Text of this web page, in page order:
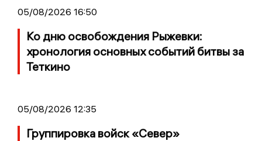
05/08/2026 16:50
Ко дню освобождения Рыжевки:
хронология основных событий битвы за
Теткино
05/08/2026 12:35
Группировка войск «Север»